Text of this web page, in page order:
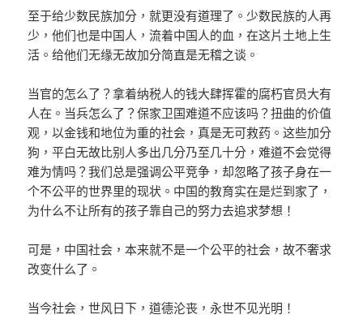
至于给少数民族加分，就更没有道理了。少数民族的人再
少，他们也是中国人，流着中国人的血，在这片土地上生
活。给他们无缘无故加分简直是无稽之谈。
当官的怎么了？拿着纳税人的钱大肆挥霍的腐朽官员大有
人在。当兵怎么了？保家卫国难道不应该吗？扭曲的价值
观，以金钱和地位为重的社会，真是无可救药。这些加分
狗，平白无故比别人多出几分乃至几十分，难道不会觉得
难为情吗？我们总是强调公平竞争，却忽略了孩子身在一
个不公平的世界里的现状。中国的教育实在是烂到家了，
为什么不让所有的孩子靠自己的努力去追求梦想！
可是，中国社会，本来就不是一个公平的社会，故不奢求
改变什么了。
当今社会，世风日下，道德沦丧，永世不见光明！